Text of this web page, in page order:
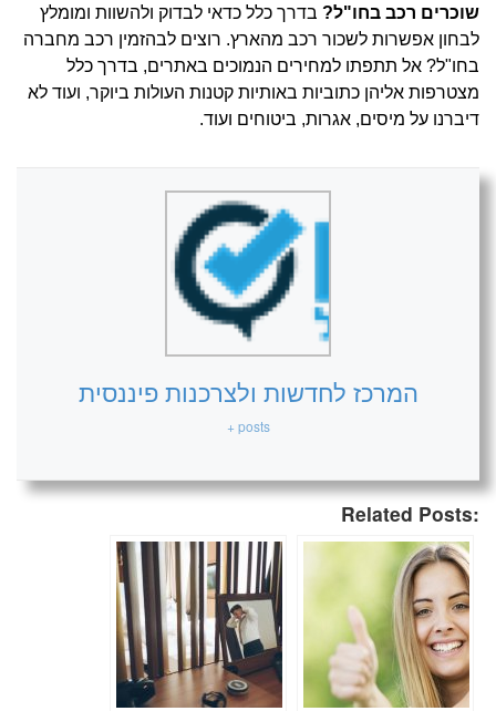
שוכרים רכב בחו"ל? בדרך כלל כדאי לבדוק ולהשוות ומומלץ
לבחון אפשרות לשכור רכב מהארץ. רוצים לבהזמין רכב מחברה
בחו"ל? אל תתפתו למחירים הנמוכים באתרים, בדרך כלל
מצטרפות אליהן כתוביות באותיות קטנות העולות ביוקר, ועוד לא
דיברנו על מיסים, אגרות, ביטוחים ועוד.
המרכז לחדשות ולצרכנות פיננסית
+ posts
Related Posts: